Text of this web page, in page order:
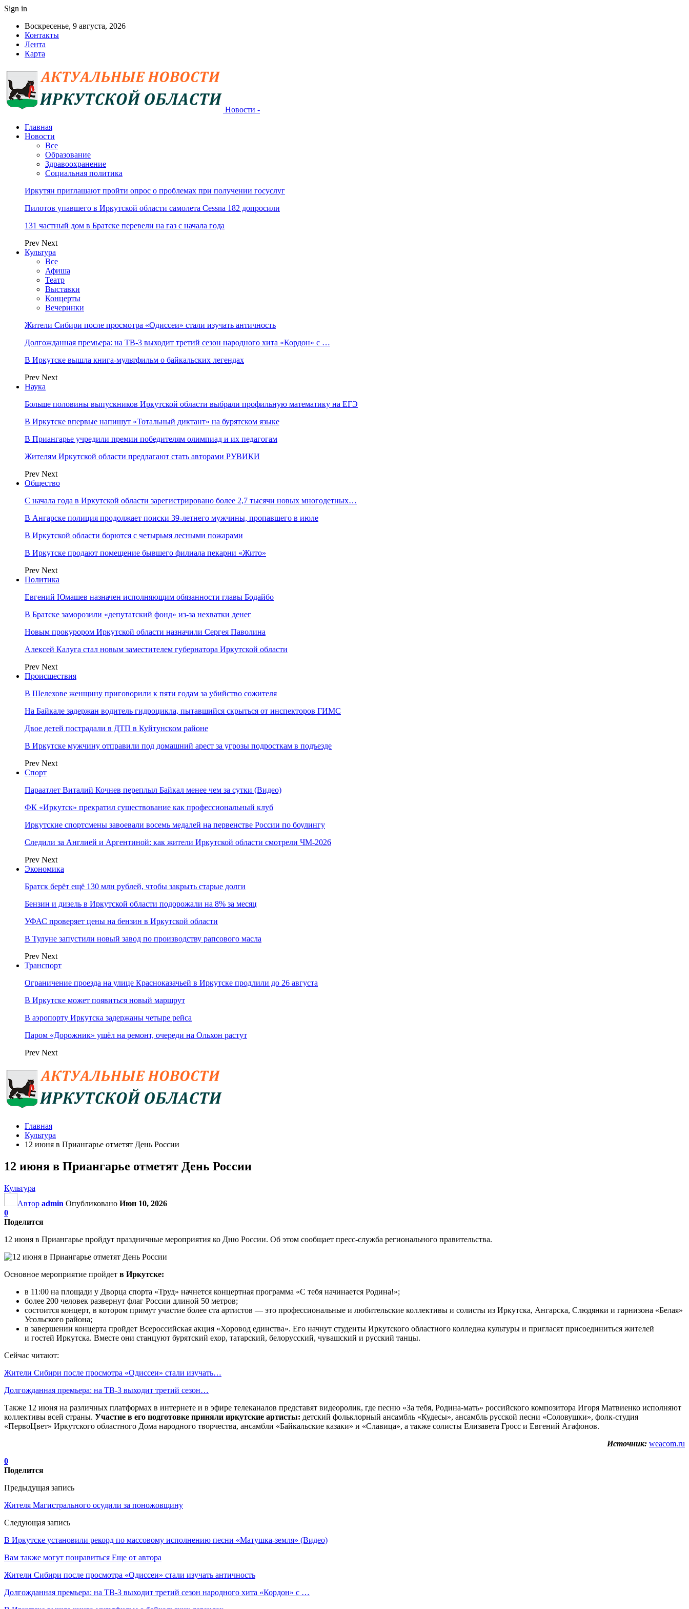
Sign in
Воскресенье, 9 августа, 2026
Контакты
Лента
Карта
Новости -
Главная
Новости
Все
Образование
Здравоохранение
Социальная политика
Иркутян приглашают пройти опрос о проблемах при получении госуслуг
Пилотов упавшего в Иркутской области самолета Cessna 182 допросили
131 частный дом в Братске перевели на газ с начала года
Prev Next
Культура
Все
Афиша
Театр
Выставки
Концерты
Вечеринки
Жители Сибири после просмотра «Одиссеи» стали изучать античность
Долгожданная премьера: на ТВ-3 выходит третий сезон народного хита «Кордон» с …
В Иркутске вышла книга-мультфильм о байкальских легендах
Prev Next
Наука
Больше половины выпускников Иркутской области выбрали профильную математику на ЕГЭ
В Иркутске впервые напишут «Тотальный диктант» на бурятском языке
В Приангарье учредили премии победителям олимпиад и их педагогам
Жителям Иркутской области предлагают стать авторами РУВИКИ
Prev Next
Общество
С начала года в Иркутской области зарегистрировано более 2,7 тысячи новых многодетных…
В Ангарске полиция продолжает поиски 39-летнего мужчины, пропавшего в июле
В Иркутской области борются с четырьмя лесными пожарами
В Иркутске продают помещение бывшего филиала пекарни «Жито»
Prev Next
Политика
Евгений Юмашев назначен исполняющим обязанности главы Бодайбо
В Братске заморозили «депутатский фонд» из‑за нехватки денег
Новым прокурором Иркутской области назначили Сергея Паволина
Алексей Калуга стал новым заместителем губернатора Иркутской области
Prev Next
Происшествия
В Шелехове женщину приговорили к пяти годам за убийство сожителя
На Байкале задержан водитель гидроцикла, пытавшийся скрыться от инспекторов ГИМС
Двое детей пострадали в ДТП в Куйтунском районе
В Иркутске мужчину отправили под домашний арест за угрозы подросткам в подъезде
Prev Next
Спорт
Параатлет Виталий Кочнев переплыл Байкал менее чем за сутки (Видео)
ФК «Иркутск» прекратил существование как профессиональный клуб
Иркутские спортсмены завоевали восемь медалей на первенстве России по боулингу
Следили за Англией и Аргентиной: как жители Иркутской области смотрели ЧМ-2026
Prev Next
Экономика
Братск берёт ещё 130 млн рублей, чтобы закрыть старые долги
Бензин и дизель в Иркутской области подорожали на 8% за месяц
УФАС проверяет цены на бензин в Иркутской области
В Тулуне запустили новый завод по производству рапсового масла
Prev Next
Транспорт
Ограничение проезда на улице Красноказачьей в Иркутске продлили до 26 августа
В Иркутске может появиться новый маршрут
В аэропорту Иркутска задержаны четыре рейса
Паром «Дорожник» ушёл на ремонт, очереди на Ольхон растут
Prev Next
Главная
Культура
12 июня в Приангарье отметят День России
12 июня в Приангарье отметят День России
Культура
Автор admin Опубликовано Июн 10, 2026
0
Поделится
12 июня в Приангарье пройдут праздничные мероприятия ко Дню России. Об этом сообщает пресс-служба регионального правительства.
Основное мероприятие пройдет в Иркутске:
в 11:00 на площади у Дворца спорта «Труд» начнется концертная программа «С тебя начинается Родина!»;
более 200 человек развернут флаг России длиной 50 метров;
состоится концерт, в котором примут участие более ста артистов — это профессиональные и любительские коллективы и солисты из Иркутска, Ангарска, Слюдянки и гарнизона «Белая»
Усольского района;
в завершении концерта пройдет Всероссийская акция «Хоровод единства». Его начнут студенты Иркутского областного колледжа культуры и пригласят присоединиться жителей
и гостей Иркутска. Вместе они станцуют бурятский ехор, татарский, белорусский, чувашский и русский танцы.
Сейчас читают:
Жители Сибири после просмотра «Одиссеи» стали изучать…
Долгожданная премьера: на ТВ-3 выходит третий сезон…
Также 12 июня на различных платформах в интернете и в эфире телеканалов представят видеоролик, где песню «За тебя, Родина-мать» российского композитора Игоря Матвиенко исполняют
коллективы всей страны. Участие в его подготовке приняли иркутские артисты: детский фольклорный ансамбль «Кудесы», ансамбль русской песни «Соловушки», фолк-студия
«ПервоЦвет» Иркутского областного Дома народного творчества, ансамбли «Байкальские казаки» и «Славица», а также солисты Елизавета Гросс и Евгений Агафонов.
Источник: weacom.ru
0
Поделится
Предыдущая запись
Жителя Магистрального осудили за поножовщину
Следующая запись
В Иркутске установили рекорд по массовому исполнению песни «Матушка-земля» (Видео)
Вам также могут понравиться Еще от автора
Жители Сибири после просмотра «Одиссеи» стали изучать античность
Долгожданная премьера: на ТВ-3 выходит третий сезон народного хита «Кордон» с …